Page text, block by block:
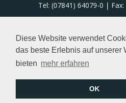
Diese Website verwendet
das beste Erlebnis auf unserer
bieten mehr erfahren
OK
Tel: (07841) 64079-0 |
Impressum